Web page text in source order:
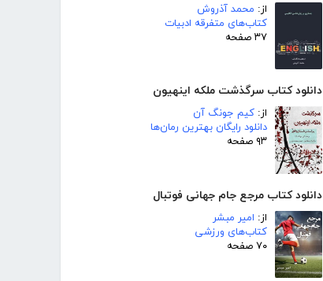
از: محمد آذروش
کتاب‌های متفرقه ادبیات
۳۷ صفحه
دانلود کتاب سرگذشت ملکه اینهیون
از: کیم جونگ آن
دانلود رایگان بهترین رمان‌ها
۹۳ صفحه
دانلود کتاب مرجع جام جهانی فوتبال
از: امیر مبشر
کتاب‌های ورزشی
۷۰ صفحه